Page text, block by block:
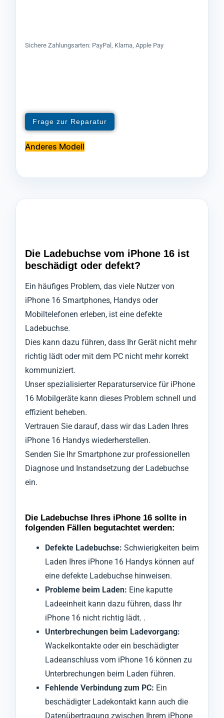
Sichere Zahlungsarten: PayPal, Klarna, Apple Pay
Frage zur Reparatur
Anderes Modell
Die Ladebuchse vom iPhone 16 ist
beschädigt oder defekt?
Ein häufiges Problem, das viele Nutzer von
iPhone 16 Smartphones, Handys oder
Mobiltelefonen erleben, ist eine defekte
Ladebuchse.
Dies kann dazu führen, dass Ihr Gerät nicht mehr
richtig lädt oder mit dem PC nicht mehr korrekt
kommuniziert.
Unser spezialisierter Reparaturservice für iPhone
16 Mobilgeräte kann dieses Problem schnell und
effizient beheben.
Vertrauen Sie darauf, dass wir das Laden Ihres
iPhone 16 Handys wiederherstellen.
Senden Sie Ihr Smartphone zur professionellen
Diagnose und Instandsetzung der Ladebuchse
ein.
Die Ladebuchse Ihres iPhone 16 sollte in
folgenden Fällen begutachtet werden:
Defekte Ladebuchse: Schwierigkeiten beim
Laden Ihres iPhone 16 Handys können auf
eine defekte Ladebuchse hinweisen.
Probleme beim Laden: Eine kaputte
Ladeeinheit kann dazu führen, dass Ihr
iPhone 16 nicht richtig lädt. .
Unterbrechungen beim Ladevorgang:
Wackelkontakte oder ein beschädigter
Ladeanschluss vom iPhone 16 können zu
Unterbrechungen beim Laden führen.
Fehlende Verbindung zum PC: Ein
beschädigter Ladekontakt kann auch die
Datenübertragung zwischen Ihrem iPhone